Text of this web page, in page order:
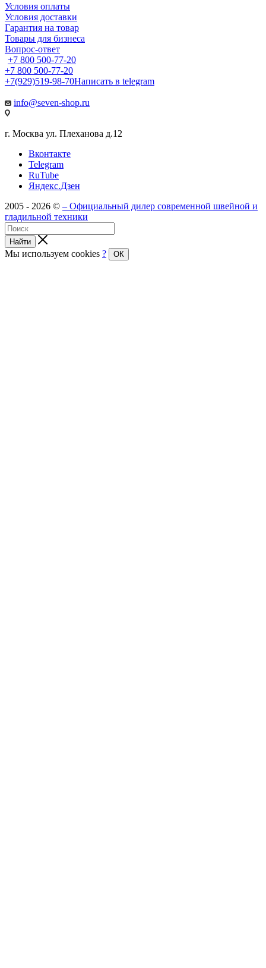
Условия оплаты
Условия доставки
Гарантия на товар
Товары для бизнеса
Вопрос-ответ
+7 800 500-77-20
+7 800 500-77-20
+7(929)519-98-70Написать в telegram
info@seven-shop.ru
г. Москва ул. Плеханова д.12
Вконтакте
Telegram
RuTube
Яндекс.Дзен
2005 - 2026 © – Официальный дилер современной швейной и
гладильной техники
Найти
Мы используем cookies ? ОК